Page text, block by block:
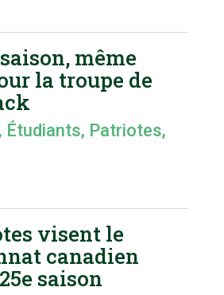
même
la troupe de
, Étudiants, Patriotes,
visent le
canadien
saison